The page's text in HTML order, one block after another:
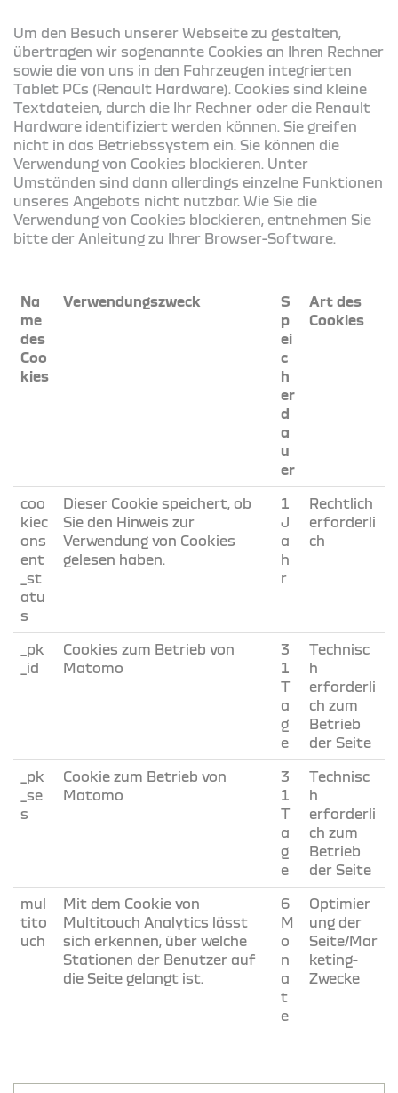
Um den Besuch unserer Webseite zu gestalten,
übertragen wir sogenannte Cookies an Ihren Rechner
sowie die von uns in den Fahrzeugen integrierten
Tablet PCs (Renault Hardware). Cookies sind kleine
Textdateien, durch die Ihr Rechner oder die Renault
Hardware identifiziert werden können. Sie greifen
nicht in das Betriebssystem ein. Sie können die
Verwendung von Cookies blockieren. Unter
Umständen sind dann allerdings einzelne Funktionen
unseres Angebots nicht nutzbar. Wie Sie die
Verwendung von Cookies blockieren, entnehmen Sie
bitte der Anleitung zu Ihrer Browser-Software.
Na
me
des
Coo
kies
Verwendungszweck
S
p
ei
c
h
er
d
a
u
er
Art des
Cookies
coo
kiec
ons
ent
_st
atu
s
Dieser Cookie speichert, ob
Sie den Hinweis zur
Verwendung von Cookies
gelesen haben.
1
J
a
h
r
Rechtlich
erforderli
ch
_pk
_id
Cookies zum Betrieb von
Matomo
3
1
T
a
g
e
Technisc
h
erforderli
ch zum
Betrieb
der Seite
_pk
_se
s
Cookie zum Betrieb von
Matomo
3
1
T
a
g
e
Technisc
h
erforderli
ch zum
Betrieb
der Seite
mul
tito
uch
Mit dem Cookie von
Multitouch Analytics lässt
sich erkennen, über welche
Stationen der Benutzer auf
die Seite gelangt ist.
6
M
o
n
a
t
e
Optimier
ung der
Seite/Mar
keting-
Zwecke